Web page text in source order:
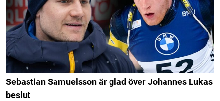
Sebastian Samuelsson är glad över Johannes Lukas
beslut